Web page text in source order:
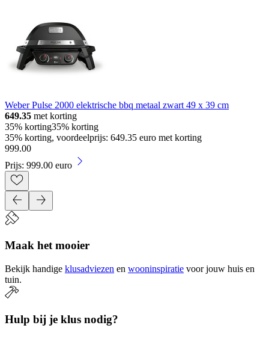
Weber Pulse 2000 elektrische bbq metaal zwart 49 x 39 cm
649.35 met korting
35% korting35% korting
35% korting, voordeelprijs: 649.35 euro met korting
999.00
Prijs: 999.00 euro
Maak het mooier
Bekijk handige klusadviezen en wooninspiratie voor jouw huis en
tuin.
Hulp bij je klus nodig?